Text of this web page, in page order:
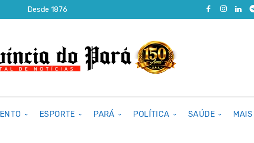
Desde 1876
ESPORTE PARÁ POLÍTICA SAÚDE MAIS